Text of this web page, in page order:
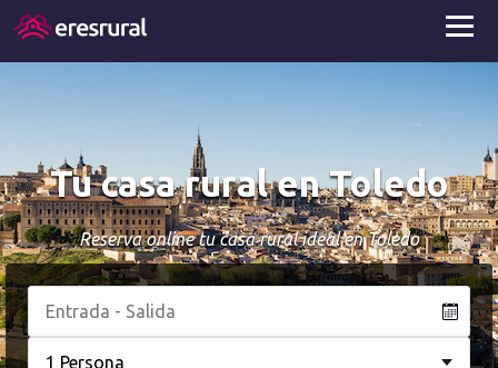
Tu casa rural en Toledo
Reserva online tu casa rural ideal en Toledo